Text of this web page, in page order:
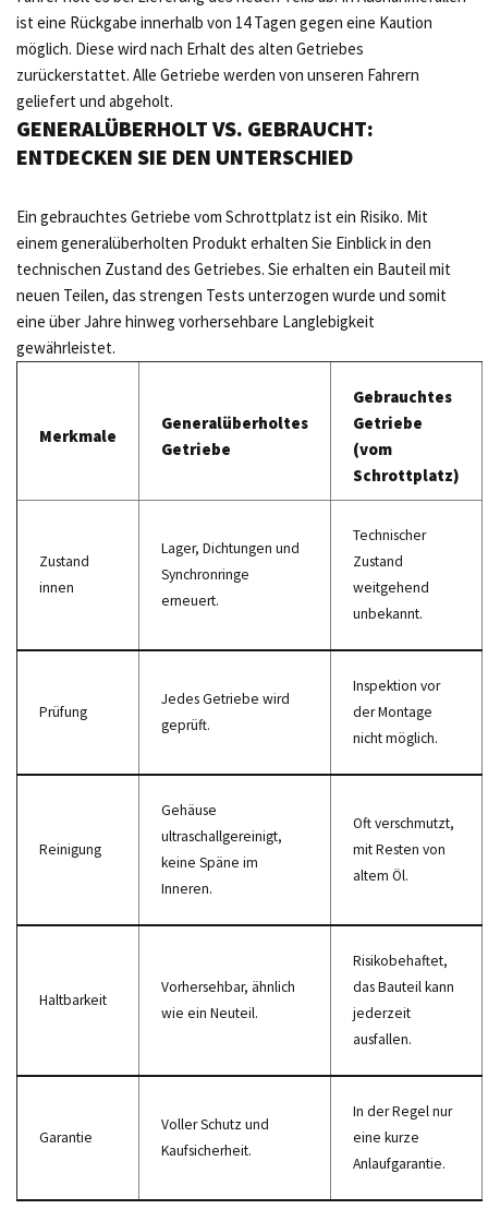
ist eine Rückgabe innerhalb von 14 Tagen gegen eine Kaution
möglich. Diese wird nach Erhalt des alten Getriebes
zurückerstattet. Alle Getriebe werden von unseren Fahrern
geliefert und abgeholt.
GENERALÜBERHOLT VS. GEBRAUCHT:
ENTDECKEN SIE DEN UNTERSCHIED
Ein gebrauchtes Getriebe vom Schrottplatz ist ein Risiko. Mit
einem generalüberholten Produkt erhalten Sie Einblick in den
technischen Zustand des Getriebes. Sie erhalten ein Bauteil mit
neuen Teilen, das strengen Tests unterzogen wurde und somit
eine über Jahre hinweg vorhersehbare Langlebigkeit
gewährleistet.
Merkmale
Generalüberholtes
Getriebe
Gebrauchtes
Getriebe
(vom
Schrottplatz)
Zustand
innen
Lager, Dichtungen und
Synchronringe
erneuert.
Technischer
Zustand
weitgehend
unbekannt.
Prüfung
Jedes Getriebe wird
geprüft.
Inspektion vor
der Montage
nicht möglich.
Reinigung
Gehäuse
ultraschallgereinigt,
keine Späne im
Inneren.
Oft verschmutzt,
mit Resten von
altem Öl.
Haltbarkeit
Vorhersehbar, ähnlich
wie ein Neuteil.
Risikobehaftet,
das Bauteil kann
jederzeit
ausfallen.
Garantie
Voller Schutz und
Kaufsicherheit.
In der Regel nur
eine kurze
Anlaufgarantie.